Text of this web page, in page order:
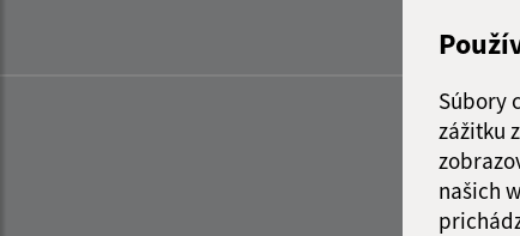
Súbory
zážitku
našich